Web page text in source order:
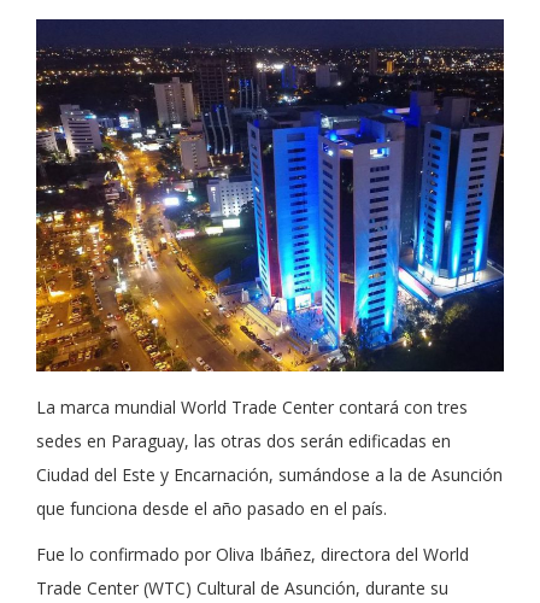
La marca mundial World Trade Center contará con tres
sedes en Paraguay, las otras dos serán edificadas en
Ciudad del Este y Encarnación, sumándose a la de Asunción
que funciona desde el año pasado en el país.
Fue lo confirmado por Oliva Ibáñez, directora del World
Trade Center (WTC) Cultural de Asunción, durante su